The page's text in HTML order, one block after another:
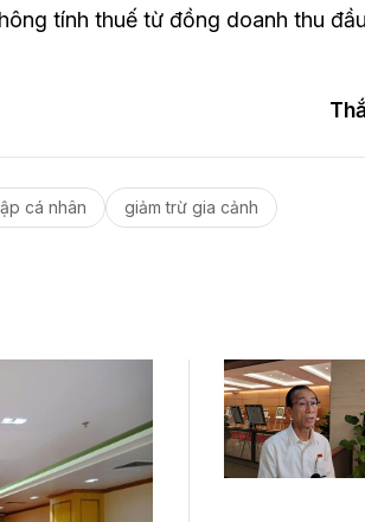
tính thuế từ đồng doanh thu
cá nhân giảm trừ gia cảnh